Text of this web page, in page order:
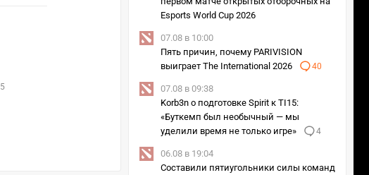
5
Esports World Cup 2026
07.08 в 10:00
Пять причин, почему PARIVISION
выиграет The International 2026
40
07.08 в 09:38
Korb3n о подготовке Spirit к TI15:
«Буткемп был необычный — мы
уделили время не только игре»
4
06.08 в 19:04
Составили пятиугольники силы команд